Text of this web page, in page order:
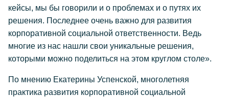
кейсы, мы бы говорили и о проблемах и о путях их
решения. Последнее очень важно для развития
корпоративной социальной ответственности. Ведь
многие из нас нашли свои уникальные решения,
которыми можно поделиться на этом круглом столе».
По мнению Екатерины Успенской, многолетняя
практика развития корпоративной социальной